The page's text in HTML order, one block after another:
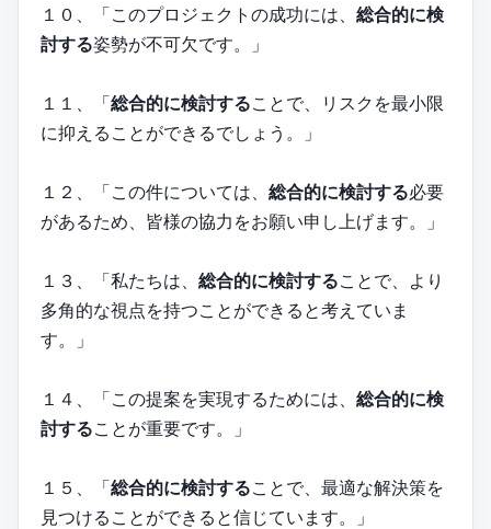
１０、「このプロジェクトの成功には、 総合的に検
討する姿勢が不可欠です。」
１１、「総合的に検討することで、リスクを最小限
に抑えることができるでしょう。」
１２、「この件については、 総合的に検討する必要
があるため、皆様の協力をお願い申し上げます。」
１３、「私たちは、 総合的に検討することで、より
多角的な視点を持つことができると考えていま
す。」
１４、「この提案を実現するためには、 総合的に検
討することが重要です。」
１５、「総合的に検討することで、最適な解決策を
見つけることができると信じています。」